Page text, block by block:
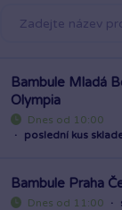
Bambule Mladá
Olympia
Dnes od 10:00
·
poslední kus
Bambule Praha
Dnes od 11:00 ·